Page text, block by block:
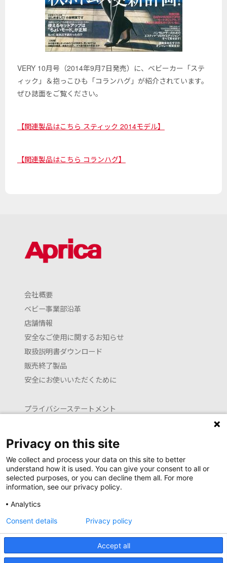
VERY 10月号（2014年9月7日発売）に、ベビーカー「ステ
ィック」＆抱っこひも「コランハグ」が紹介されています。
ぜひ誌面をご覧ください。
【関連製品はこちら スティック 2014モデル】
【関連製品はこちら コランハグ】
会社概要
ベビー事業部沿革
店舗情報
安全なご使用に関するお知らせ
取扱説明書ダウンロード
販売終了製品
安全にお使いいただくために
プライバシーステートメント
お問い合わせ
Launguage setting
日本語
Copyright Newell Brands Japan G.K. all rights reserved.
Privacy on this site
We collect and process your data on this site to better
understand how it is used. You can give your consent to all or
selected purposes, or you can decline them all. For more
information, see our privacy policy.
Analytics
Accept all
Consent details Privacy policy